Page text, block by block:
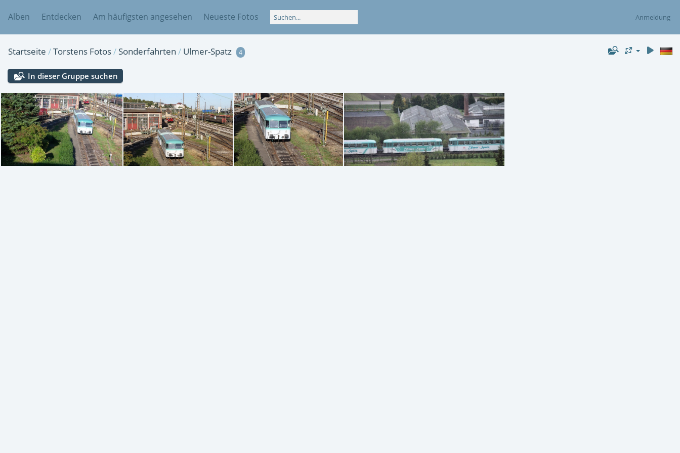
Alben Entdecken Am häufigsten angesehen Neueste Fotos Anmeldung
Startseite /Torstens Fotos/ Sonderfahrten / Ulmer-Spatz 4
In dieser Gruppe suchen